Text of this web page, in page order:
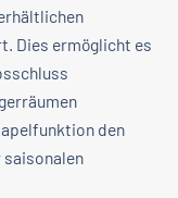
Dies ermöglicht es
den